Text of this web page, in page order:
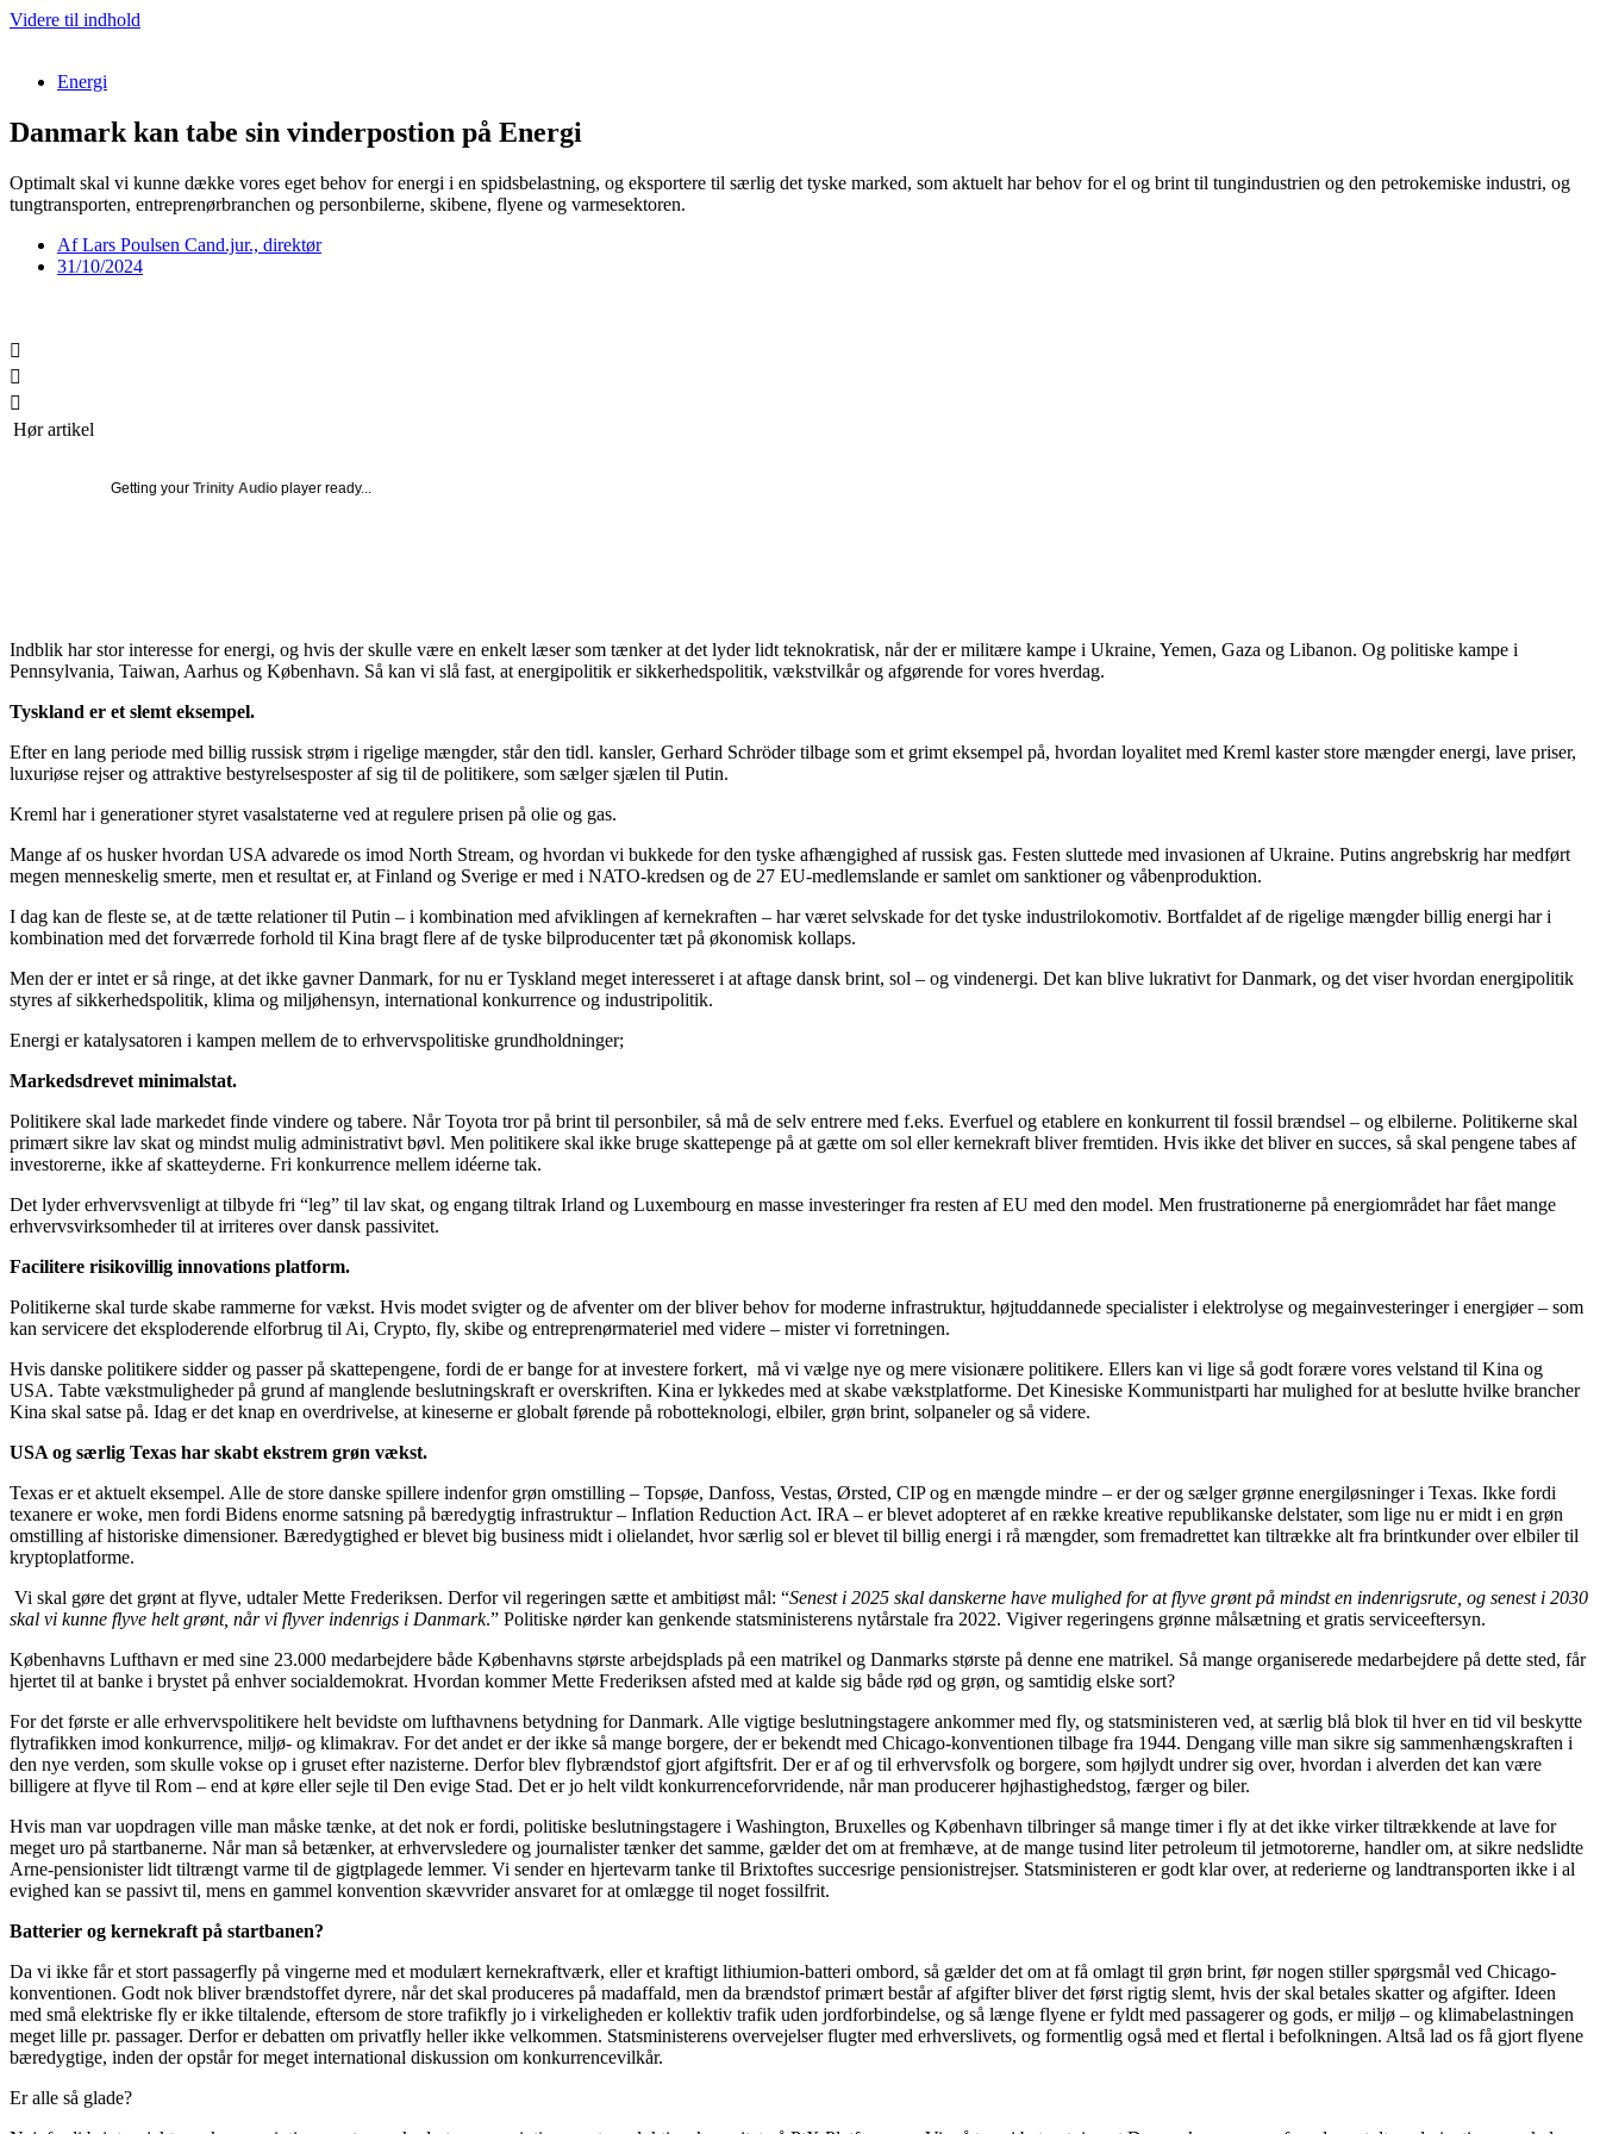
Videre til indhold
Energi
Danmark kan tabe sin vinderpostion på Energi
Optimalt skal vi kunne dække vores eget behov for energi i en spidsbelastning, og eksportere til særlig det tyske marked, som aktuelt har behov for el og brint til tungindustrien og den petrokemiske industri, og
tungtransporten, entreprenørbranchen og personbilerne, skibene, flyene og varmesektoren.
AfLars Poulsen Cand.jur., direktør
31/10/2024
Hør artikel
Getting your Trinity Audio player ready...
Indblik har stor interesse for energi, og hvis der skulle være en enkelt læser som tænker at det lyder lidt teknokratisk, når der er militære kampe i Ukraine, Yemen, Gaza og Libanon. Og politiske kampe i
Pennsylvania, Taiwan, Aarhus og København. Så kan vi slå fast, at energipolitik er sikkerhedspolitik, vækstvilkår og afgørende for vores hverdag.
Tyskland er et slemt eksempel.
Efter en lang periode med billig russisk strøm i rigelige mængder, står den tidl. kansler, Gerhard Schröder tilbage som et grimt eksempel på, hvordan loyalitet med Kreml kaster store mængder energi, lave priser,
luxuriøse rejser og attraktive bestyrelsesposter af sig til de politikere, som sælger sjælen til Putin.
Kreml har i generationer styret vasalstaterne ved at regulere prisen på olie og gas.
Mange af os husker hvordan USA advarede os imod North Stream, og hvordan vi bukkede for den tyske afhængighed af russisk gas. Festen sluttede med invasionen af Ukraine. Putins angrebskrig har medført
megen menneskelig smerte, men et resultat er, at Finland og Sverige er med i NATO-kredsen og de 27 EU-medlemslande er samlet om sanktioner og våbenproduktion.
I dag kan de fleste se, at de tætte relationer til Putin – i kombination med afviklingen af kernekraften – har været selvskade for det tyske industrilokomotiv. Bortfaldet af de rigelige mængder billig energi har i
kombination med det forværrede forhold til Kina bragt flere af de tyske bilproducenter tæt på økonomisk kollaps.
Men der er intet er så ringe, at det ikke gavner Danmark, for nu er Tyskland meget interesseret i at aftage dansk brint, sol – og vindenergi. Det kan blive lukrativt for Danmark, og det viser hvordan energipolitik
styres af sikkerhedspolitik, klima og miljøhensyn, international konkurrence og industripolitik.
Energi er katalysatoren i kampen mellem de to erhvervspolitiske grundholdninger;
Markedsdrevet minimalstat.
Politikere skal lade markedet finde vindere og tabere. Når Toyota tror på brint til personbiler, så må de selv entrere med f.eks. Everfuel og etablere en konkurrent til fossil brændsel – og elbilerne. Politikerne skal
primært sikre lav skat og mindst mulig administrativt bøvl. Men politikere skal ikke bruge skattepenge på at gætte om sol eller kernekraft bliver fremtiden. Hvis ikke det bliver en succes, så skal pengene tabes af
investorerne, ikke af skatteyderne. Fri konkurrence mellem idéerne tak.
Det lyder erhvervsvenligt at tilbyde fri “leg” til lav skat, og engang tiltrak Irland og Luxembourg en masse investeringer fra resten af EU med den model. Men frustrationerne på energiområdet har fået mange
erhvervsvirksomheder til at irriteres over dansk passivitet.
Facilitere risikovillig innovations platform.
Politikerne skal turde skabe rammerne for vækst. Hvis modet svigter og de afventer om der bliver behov for moderne infrastruktur, højtuddannede specialister i elektrolyse og megainvesteringer i energiøer – som
kan servicere det eksploderende elforbrug til Ai, Crypto, fly, skibe og entreprenørmateriel med videre – mister vi forretningen.
Hvis danske politikere sidder og passer på skattepengene, fordi de er bange for at investere forkert, må vi vælge nye og mere visionære politikere. Ellers kan vi lige så godt forære vores velstand til Kina og
USA. Tabte vækstmuligheder på grund af manglende beslutningskraft er overskriften. Kina er lykkedes med at skabe vækstplatforme. Det Kinesiske Kommunistparti har mulighed for at beslutte hvilke brancher
Kina skal satse på. Idag er det knap en overdrivelse, at kineserne er globalt førende på robotteknologi, elbiler, grøn brint, solpaneler og så videre.
USA og særlig Texas har skabt ekstrem grøn vækst.
Texas er et aktuelt eksempel. Alle de store danske spillere indenfor grøn omstilling – Topsøe, Danfoss, Vestas, Ørsted, CIP og en mængde mindre – er der og sælger grønne energiløsninger i Texas. Ikke fordi
texanere er woke, men fordi Bidens enorme satsning på bæredygtig infrastruktur – Inflation Reduction Act. IRA – er blevet adopteret af en række kreative republikanske delstater, som lige nu er midt i en grøn
omstilling af historiske dimensioner. Bæredygtighed er blevet big business midt i olielandet, hvor særlig sol er blevet til billig energi i rå mængder, som fremadrettet kan tiltrække alt fra brintkunder over elbiler til
kryptoplatforme.
Vi skal gøre det grønt at flyve, udtaler Mette Frederiksen. Derfor vil regeringen sætte et ambitiøst mål: “Senest i 2025 skal danskerne have mulighed for at flyve grønt på mindst en indenrigsrute, og senest i 2030
skal vi kunne flyve helt grønt, når vi flyver indenrigs i Danmark.” Politiske nørder kan genkende statsministerens nytårstale fra 2022. Vigiver regeringens grønne målsætning et gratis serviceeftersyn.
Københavns Lufthavn er med sine 23.000 medarbejdere både Københavns største arbejdsplads på een matrikel og Danmarks største på denne ene matrikel. Så mange organiserede medarbejdere på dette sted, får
hjertet til at banke i brystet på enhver socialdemokrat. Hvordan kommer Mette Frederiksen afsted med at kalde sig både rød og grøn, og samtidig elske sort?
For det første er alle erhvervspolitikere helt bevidste om lufthavnens betydning for Danmark. Alle vigtige beslutningstagere ankommer med fly, og statsministeren ved, at særlig blå blok til hver en tid vil beskytte
flytrafikken imod konkurrence, miljø- og klimakrav. For det andet er der ikke så mange borgere, der er bekendt med Chicago-konventionen tilbage fra 1944. Dengang ville man sikre sig sammenhængskraften i
den nye verden, som skulle vokse op i gruset efter nazisterne. Derfor blev flybrændstof gjort afgiftsfrit. Der er af og til erhvervsfolk og borgere, som højlydt undrer sig over, hvordan i alverden det kan være
billigere at flyve til Rom – end at køre eller sejle til Den evige Stad. Det er jo helt vildt konkurrenceforvridende, når man producerer højhastighedstog, færger og biler.
Hvis man var uopdragen ville man måske tænke, at det nok er fordi, politiske beslutningstagere i Washington, Bruxelles og København tilbringer så mange timer i fly at det ikke virker tiltrækkende at lave for
meget uro på startbanerne. Når man så betænker, at erhvervsledere og journalister tænker det samme, gælder det om at fremhæve, at de mange tusind liter petroleum til jetmotorerne, handler om, at sikre nedslidte
Arne-pensionister lidt tiltrængt varme til de gigtplagede lemmer. Vi sender en hjertevarm tanke til Brixtoftes succesrige pensionistrejser. Statsministeren er godt klar over, at rederierne og landtransporten ikke i al
evighed kan se passivt til, mens en gammel konvention skævvrider ansvaret for at omlægge til noget fossilfrit.
Batterier og kernekraft på startbanen?
Da vi ikke får et stort passagerfly på vingerne med et modulært kernekraftværk, eller et kraftigt lithiumion-batteri ombord, så gælder det om at få omlagt til grøn brint, før nogen stiller spørgsmål ved Chicago-
konventionen. Godt nok bliver brændstoffet dyrere, når det skal produceres på madaffald, men da brændstof primært består af afgifter bliver det først rigtig slemt, hvis der skal betales skatter og afgifter. Ideen
med små elektriske fly er ikke tiltalende, eftersom de store trafikfly jo i virkeligheden er kollektiv trafik uden jordforbindelse, og så længe flyene er fyldt med passagerer og gods, er miljø – og klimabelastningen
meget lille pr. passager. Derfor er debatten om privatfly heller ikke velkommen. Statsministerens overvejelser flugter med erhverslivets, og formentlig også med et flertal i befolkningen. Altså lad os få gjort flyene
bæredygtige, inden der opstår for meget international diskussion om konkurrencevilkår.
Er alle så glade?